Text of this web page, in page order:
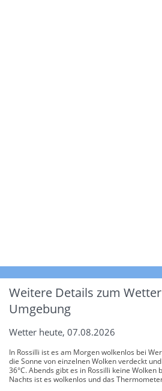
Weitere Details zum
Umgebung
Wetter heute, 07.08.2026
In Rossilli ist es am Morgen wolkenlos bei
die Sonne von einzelnen Wolken verdeckt
36°C. Abends gibt es in Rossilli keine Wolken
Nachts ist es wolkenlos und das